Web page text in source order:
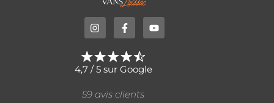
4,7 / 5 sur Google
59 avis clients